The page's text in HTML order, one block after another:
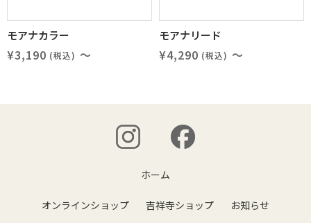
モアナカラー
¥3,190 (税込) ～
モアナリード
¥4,290 (税込) ～
ホーム
オンラインショップ 吉祥寺ショップ お知らせ